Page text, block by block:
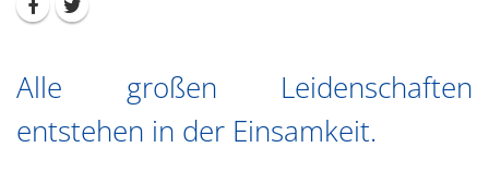
Alle großen Leidenschaften
entstehen in der Einsamkeit.